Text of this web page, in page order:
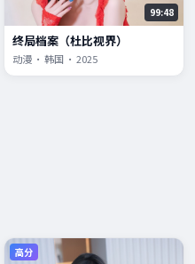
99:48
终局档案（杜比视界）
动漫 · 韩国 · 2025
高分